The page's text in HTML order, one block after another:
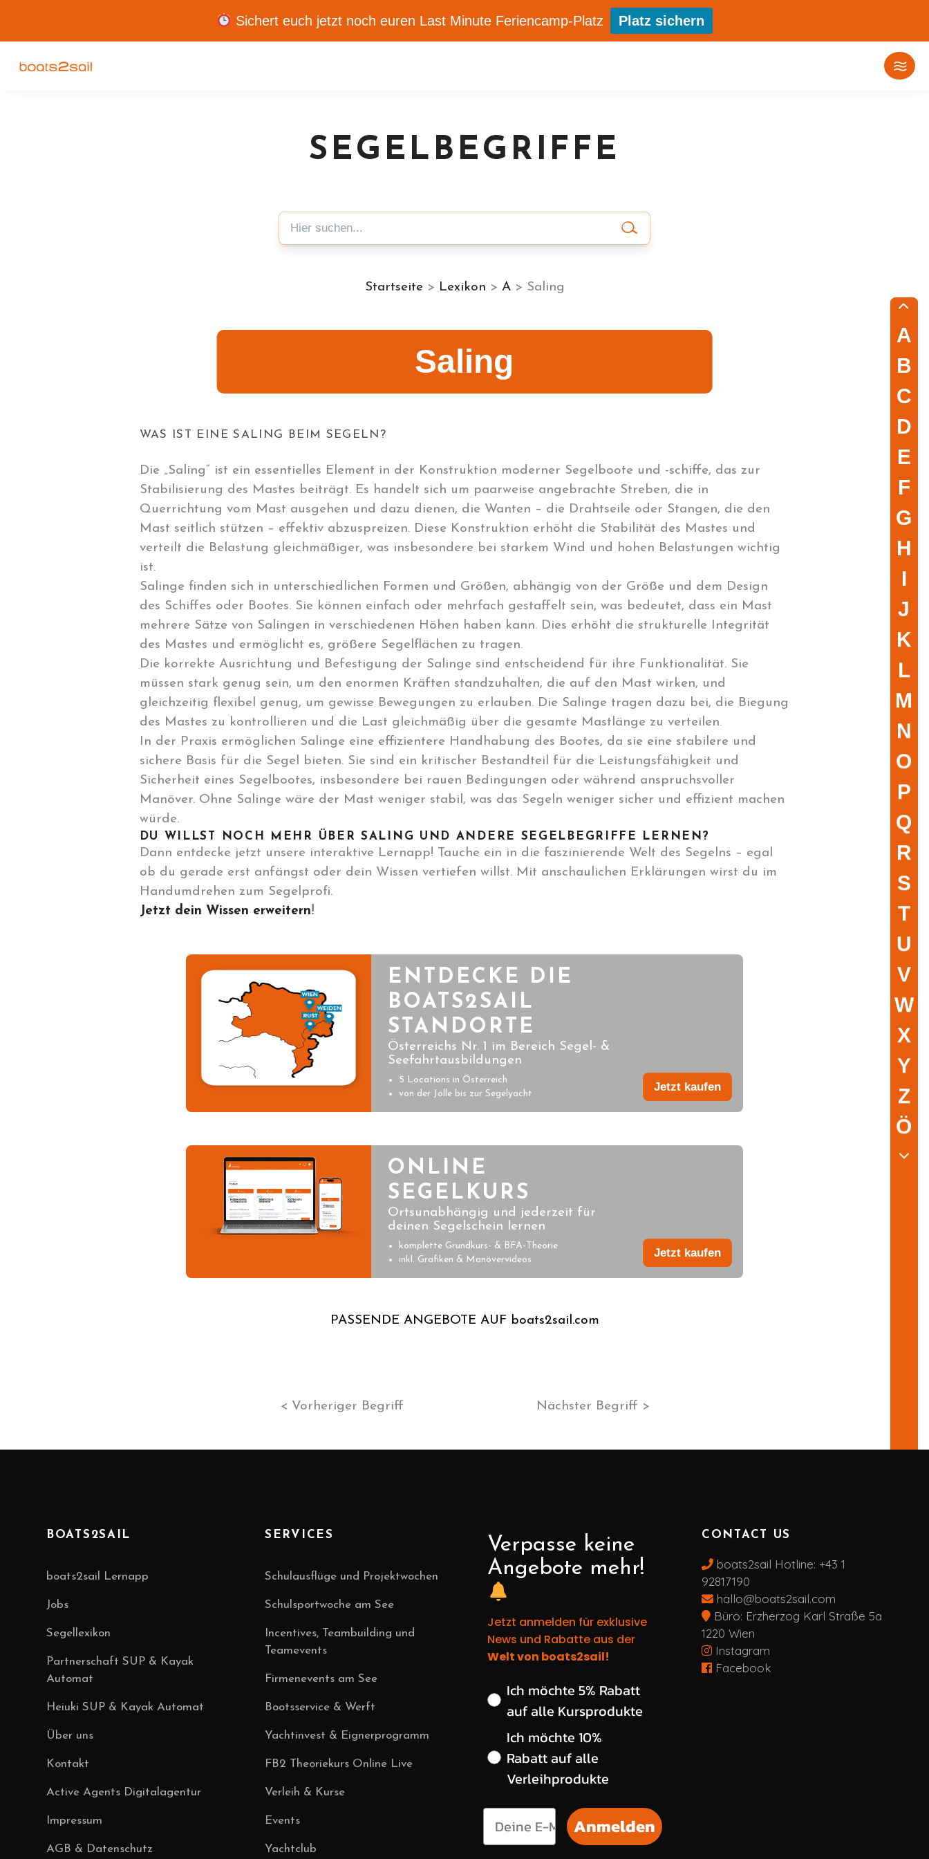
A
B
C
D
E
F
G
H
I
J
K
L
M
N
O
P
Q
R
S
T
U
V
W
X
Y
Z
Ö
SEGELBEGRIFFE
Startseite> Lexikon > A> Saling
Saling
WAS IST EINE SALING BEIM SEGELN?
Die „Saling“ ist ein essentielles Element in der Konstruktion moderner Segelboote und -schiffe, das zur
Stabilisierung des Mastes beiträgt. Es handelt sich um paarweise angebrachte Streben, die in
Querrichtung vom Mast ausgehen und dazu dienen, die Wanten – die Drahtseile oder Stangen, die den
Mast seitlich stützen – effektiv abzuspreizen. Diese Konstruktion erhöht die Stabilität des Mastes und
verteilt die Belastung gleichmäßiger, was insbesondere bei starkem Wind und hohen Belastungen wichtig
ist.
Salinge finden sich in unterschiedlichen Formen und Größen, abhängig von der Größe und dem Design
des Schiffes oder Bootes. Sie können einfach oder mehrfach gestaffelt sein, was bedeutet, dass ein Mast
mehrere Sätze von Salingen in verschiedenen Höhen haben kann. Dies erhöht die strukturelle Integrität
des Mastes und ermöglicht es, größere Segelflächen zu tragen.
Die korrekte Ausrichtung und Befestigung der Salinge sind entscheidend für ihre Funktionalität. Sie
müssen stark genug sein, um den enormen Kräften standzuhalten, die auf den Mast wirken, und
gleichzeitig flexibel genug, um gewisse Bewegungen zu erlauben. Die Salinge tragen dazu bei, die Biegung
des Mastes zu kontrollieren und die Last gleichmäßig über die gesamte Mastlänge zu verteilen.
In der Praxis ermöglichen Salinge eine effizientere Handhabung des Bootes, da sie eine stabilere und
sichere Basis für die Segel bieten. Sie sind ein kritischer Bestandteil für die Leistungsfähigkeit und
Sicherheit eines Segelbootes, insbesondere bei rauen Bedingungen oder während anspruchsvoller
Manöver. Ohne Salinge wäre der Mast weniger stabil, was das Segeln weniger sicher und effizient machen
würde.
DU WILLST NOCH MEHR ÜBER SALING UND ANDERE SEGELBEGRIFFE LERNEN?
Dann entdecke jetzt unsere interaktive Lernapp! Tauche ein in die faszinierende Welt des Segelns – egal
ob du gerade erst anfängst oder dein Wissen vertiefen willst. Mit anschaulichen Erklärungen wirst du im
Handumdrehen zum Segelprofi.
Jetzt dein Wissen erweitern!
ENTDECKE DIE
BOATS2SAIL
STANDORTE
Österreichs Nr. 1 im Bereich Segel- &
Seefahrtausbildungen
5 Locations in Österreich
von der Jolle bis zur Segelyacht
Jetzt kaufen
ONLINE
SEGELKURS
Ortsunabhängig und jederzeit für
deinen Segelschein lernen
komplette Grundkurs- & BFA-Theorie
inkl. Grafiken & Manövervideos
Jetzt kaufen
PASSENDE ANGEBOTE AUF boats2sail.com
< Vorheriger Begriff Nächster Begriff >
BOATS2SAIL
boats2sail Lernapp
Jobs
Segellexikon
Partnerschaft SUP & Kayak
Automat
Heiuki SUP & Kayak Automat
Über uns
Kontakt
Active Agents Digitalagentur
Impressum
AGB & Datenschutz
SERVICES
Schulausflüge und Projektwochen
Schulsportwoche am See
Incentives, Teambuilding und
Teamevents
Firmenevents am See
Bootsservice & Werft
Yachtinvest & Eignerprogramm
FB2 Theoriekurs Online Live
Verleih & Kurse
Events
Yachtclub
Verpasse keine
Angebote mehr!
Jetzt anmelden für exklusive
News und Rabatte aus der
Welt von boats2sail!
Wähle deinen gewünschten Rabatt
Ich möchte 5% Rabatt
auf alle Kursprodukte
Ich möchte 10%
Rabatt auf alle
Verleihprodukte
Anmelden
CONTACT US
boats2sail Hotline: +43 1
92817190
hallo@boats2sail.com
Büro: Erzherzog Karl Straße 5a
1220 Wien
Instagram
Facebook
Sichert euch jetzt noch euren Last Minute Feriencamp-Platz Platz sichern